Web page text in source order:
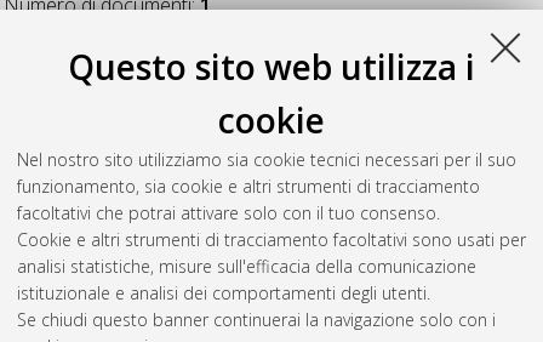
Questo sito web utilizza i
cookie
Nel nostro sito utilizziamo sia cookie tecnici necessari per il suo
funzionamento, sia cookie e altri strumenti di tracciamento
facoltativi che potrai attivare solo con il tuo consenso.
Cookie e altri strumenti di tracciamento facoltativi sono usati per
analisi statistiche, misure sull'efficacia della comunicazione
istituzionale e analisi dei comportamenti degli utenti.
Se chiudi questo banner continuerai la navigazione solo con i
ambiente Python applicati a serie temporali GNSS.[Laurea
magistrale], Università di Bologna, Corso di Studio in
Ingegneria civile [LM-DM270], Documento ad accesso
riservato.
Questa lista e' stata generata ilFri Aug 7 01:33:32 2026 CEST